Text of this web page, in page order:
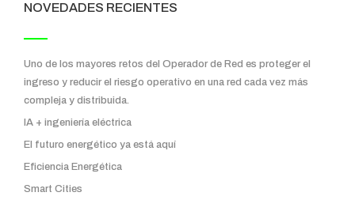
NOVEDADES RECIENTES
Uno de los mayores retos del Operador de Red es proteger el
ingreso y reducir el riesgo operativo en una red cada vez más
compleja y distribuida.
IA + ingeniería eléctrica
El futuro energético ya está aquí
Eficiencia Energética
Smart Cities